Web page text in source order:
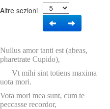
Altre sezioni
Nullus amor tanti est (abeas,
pharetrate Cupido),
Vt mihi sint totiens maxima
uota mori.
Vota mori mea sunt, cum te
peccasse recordor,